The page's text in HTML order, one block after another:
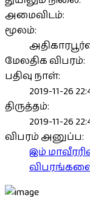
அமைவிடம்:
மூலம்:
மேலதிக விபரம்:
பதிவு நாள்:
2019-11-26
திருத்தம்:
2019-11-26
விபரம் அனுப்ப:
இம்